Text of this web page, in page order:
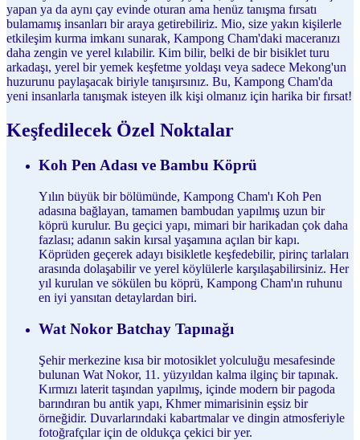
yapan ya da aynı çay evinde oturan ama henüz tanışma fırsatı
bulamamış insanları bir araya getirebiliriz. Mio, size yakın kişilerle
etkileşim kurma imkanı sunarak, Kampong Cham'daki maceranızı
daha zengin ve yerel kılabilir. Kim bilir, belki de bir bisiklet turu
arkadaşı, yerel bir yemek keşfetme yoldaşı veya sadece Mekong'un
huzurunu paylaşacak biriyle tanışırsınız. Bu, Kampong Cham'da
yeni insanlarla tanışmak isteyen ilk kişi olmanız için harika bir fırsat!
Keşfedilecek Özel Noktalar
Koh Pen Adası ve Bambu Köprü
Yılın büyük bir bölümünde, Kampong Cham'ı Koh Pen
adasına bağlayan, tamamen bambudan yapılmış uzun bir
köprü kurulur. Bu geçici yapı, mimari bir harikadan çok daha
fazlası; adanın sakin kırsal yaşamına açılan bir kapı.
Köprüden geçerek adayı bisikletle keşfedebilir, pirinç tarlaları
arasında dolaşabilir ve yerel köylülerle karşılaşabilirsiniz. Her
yıl kurulan ve sökülen bu köprü, Kampong Cham'ın ruhunu
en iyi yansıtan detaylardan biri.
Wat Nokor Batchay Tapınağı
Şehir merkezine kısa bir motosiklet yolculuğu mesafesinde
bulunan Wat Nokor, 11. yüzyıldan kalma ilginç bir tapınak.
Kırmızı laterit taşından yapılmış, içinde modern bir pagoda
barındıran bu antik yapı, Khmer mimarisinin eşsiz bir
örneğidir. Duvarlarındaki kabartmalar ve dingin atmosferiyle
fotoğrafçılar için de oldukça çekici bir yer.